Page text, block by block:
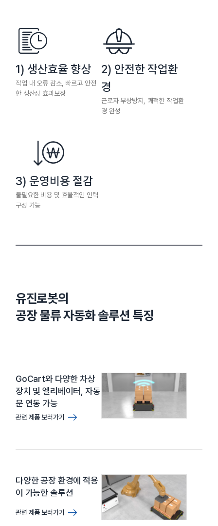
1) 생산효율 향상
작업 내 오류 감소, 빠르고 안전
한 생산성 효과보장
2) 안전한 작업환
경
근로자 부상방지, 쾌적한 작업환
경 완성
3) 운영비용 절감
불필요한 비용 및 효율적인 인력
구성 가능
유진로봇의
공장 물류 자동화 솔루션 특징
GoCart와 다양한 차상
장치 및 엘리베이터, 자동
문 연동 가능
관련 제품 보러가기
다양한 공장 환경에 적용
이 가능한 솔루션
관련 제품 보러가기